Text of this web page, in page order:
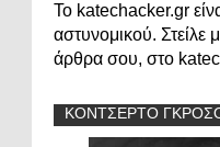
Το katechacker.gr
αστυνομικού. Στείλε
άρθρα σου, στο
ΚΟΝΤΣΕΡΤΟ